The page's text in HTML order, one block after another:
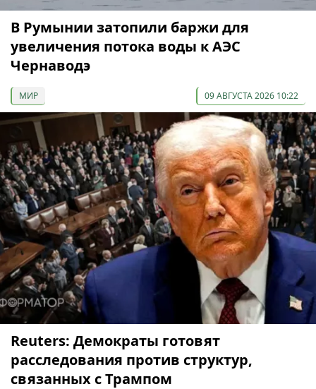
В Румынии затопили баржи для
увеличения потока воды к АЭС
Чернаводэ
МИР 09 АВГУСТА 2026 10:22
Reuters: Демократы готовят
расследования против структур,
связанных с Трампом